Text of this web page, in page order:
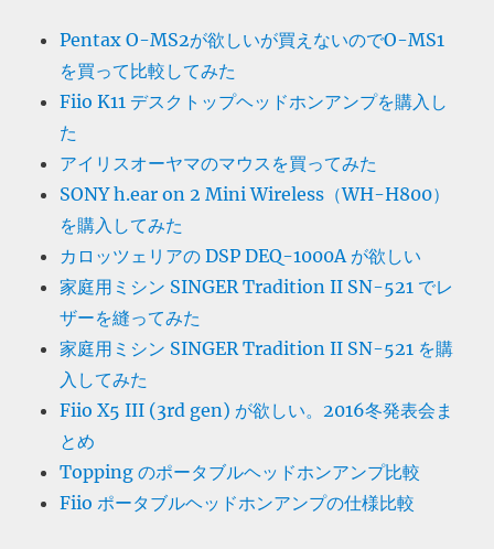
Pentax O-MS2が欲しいが買えないのでO-MS1
を買って比較してみた
Fiio K11 デスクトップヘッドホンアンプを購入し
た
アイリスオーヤマのマウスを買ってみた
SONY h.ear on 2 Mini Wireless（WH-H800）
を購入してみた
カロッツェリアの DSP DEQ-1000A が欲しい
家庭用ミシン SINGER Tradition II SN-521 でレ
ザーを縫ってみた
家庭用ミシン SINGER Tradition II SN-521 を購
入してみた
Fiio X5 III (3rd gen) が欲しい。2016冬発表会ま
とめ
Topping のポータブルヘッドホンアンプ比較
Fiio ポータブルヘッドホンアンプの仕様比較